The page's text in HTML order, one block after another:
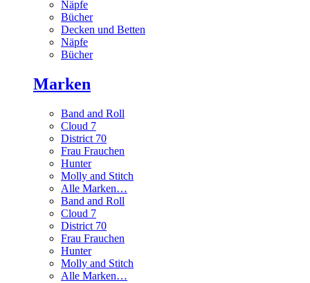
Näpfe
Bücher
Decken und Betten
Näpfe
Bücher
Marken
Band and Roll
Cloud 7
District 70
Frau Frauchen
Hunter
Molly and Stitch
Alle Marken…
Band and Roll
Cloud 7
District 70
Frau Frauchen
Hunter
Molly and Stitch
Alle Marken…